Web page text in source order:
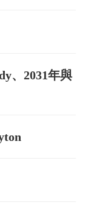
、2031年與